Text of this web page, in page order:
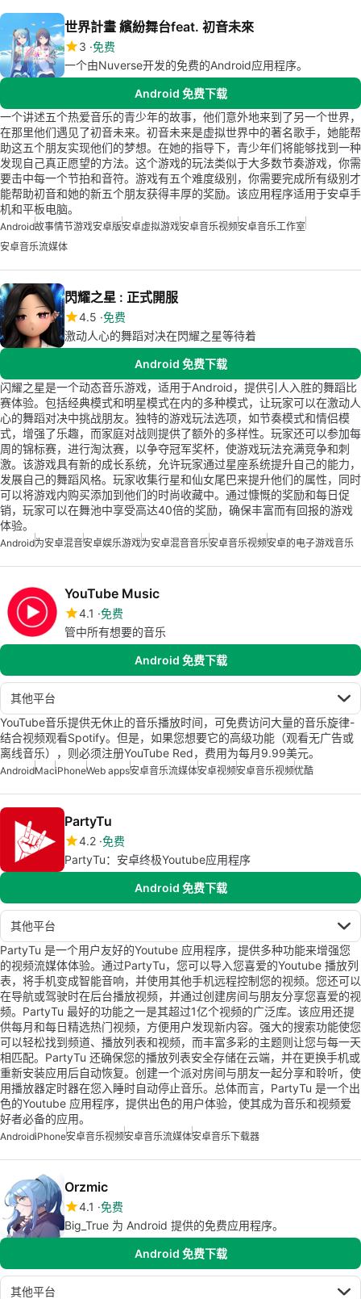
世界計畫 繽紛舞台feat. 初音未來
3 免费
一个由Nuverse开发的免费的Android应用程序。
Android 免费下载
一个讲述五个热爱音乐的青少年的故事，他们意外地来到了另一个世界，
在那里他们遇见了初音未来。初音未来是虚拟世界中的著名歌手，她能帮
助这五个朋友实现他们的梦想。在她的指导下，青少年们将能够找到一种
发现自己真正愿望的方法。这个游戏的玩法类似于大多数节奏游戏，你需
要击中每一个节拍和音符。游戏有五个难度级别，你需要完成所有级别才
能帮助初音和她的新五个朋友获得丰厚的奖励。该应用程序适用于安卓手
机和平板电脑。
Android故事情节游戏安卓版安卓虚拟游戏安卓音乐视频安卓音乐工作室
安卓音乐流媒体
閃耀之星 : 正式開服
4.5 免费
激动人心的舞蹈对决在閃耀之星等待着
Android 免费下载
闪耀之星是一个动态音乐游戏，适用于Android，提供引人入胜的舞蹈比
赛体验。包括经典模式和明星模式在内的多种模式，让玩家可以在激动人
心的舞蹈对决中挑战朋友。独特的游戏玩法选项，如节奏模式和情侣模
式，增强了乐趣，而家庭对战则提供了额外的多样性。玩家还可以参加每
周的锦标赛，进行淘汰赛，以争夺冠军奖杯，使游戏玩法充满竞争和刺
激。该游戏具有新的成长系统，允许玩家通过星座系统提升自己的能力，
发展自己的舞蹈风格。玩家收集行星和仙女尾巴来提升他们的属性，同时
可以将游戏内购买添加到他们的时尚收藏中。通过慷慨的奖励和每日促
销，玩家可以在舞池中享受高达40倍的奖励，确保丰富而有回报的游戏
体验。
Android为安卓混音安卓娱乐游戏为安卓混音音乐安卓音乐视频安卓的电子游戏音乐
YouTube Music
4.1 免费
管中所有想要的音乐
Android 免费下载
其他平台
YouTube音乐提供无休止的音乐播放时间，可免费访问大量的音乐旋律-
结合视频观看Spotify。但是，如果您想要它的高级功能（观看无广告或
离线音乐），则必须注册YouTube Red，费用为每月9.99美元。
AndroidMaciPhoneWeb apps安卓音乐流媒体安卓视频安卓音乐视频优酷
PartyTu
4.2 免费
PartyTu：安卓终极Youtube应用程序
Android 免费下载
其他平台
PartyTu 是一个用户友好的Youtube 应用程序，提供多种功能来增强您
的视频流媒体体验。通过PartyTu，您可以导入您喜爱的Youtube 播放列
表，将手机变成智能音响，并使用其他手机远程控制您的视频。您还可以
在导航或驾驶时在后台播放视频，并通过创建房间与朋友分享您喜爱的视
频。PartyTu 最好的功能之一是其超过1亿个视频的广泛库。该应用还提
供每月和每日精选热门视频，方便用户发现新内容。强大的搜索功能使您
可以轻松找到频道、播放列表和视频，而丰富多彩的主题则让您与每一天
相匹配。PartyTu 还确保您的播放列表安全存储在云端，并在更换手机或
重新安装应用后自动恢复。创建一个派对房间与朋友一起分享和聆听，使
用播放器定时器在您入睡时自动停止音乐。总体而言，PartyTu 是一个出
色的Youtube 应用程序，提供出色的用户体验，使其成为音乐和视频爱
好者必备的应用。
AndroidiPhone安卓音乐视频安卓音乐流媒体安卓音乐下载器
Orzmic
4.1 免费
Big_True 为 Android 提供的免费应用程序。
Android 免费下载
其他平台